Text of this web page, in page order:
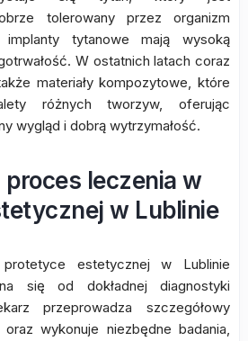
tolerowany przez organizm
tytanowe mają wysoką
W ostatnich latach coraz
materiały kompozytowe, które
różnych tworzyw, oferując
wygląd i dobrą wytrzymałość.
leczenia w
w Lublinie
estetycznej w Lublinie
się od dokładnej diagnostyki
przeprowadza szczegółowy
wykonuje niezbędne badania,